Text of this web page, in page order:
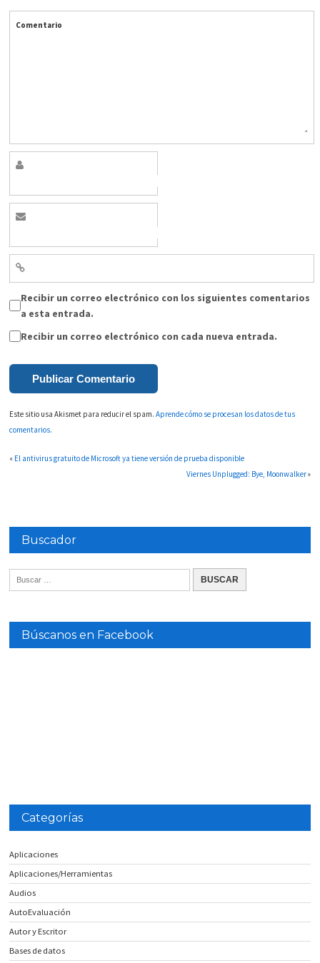
Comentario
Recibir un correo electrónico con los siguientes comentarios
a esta entrada.
Recibir un correo electrónico con cada nueva entrada.
Este sitio usa Akismet para reducir el spam.Aprende cómo se procesan los datos de tus
comentarios.
« El antivirus gratuito de Microsoft ya tiene versión de prueba disponible
Viernes Unplugged: Bye, Moonwalker»
Buscador
Búscanos en Facebook
Categorías
Aplicaciones
Aplicaciones/Herramientas
Audios
AutoEvaluación
Autor y Escritor
Bases de datos